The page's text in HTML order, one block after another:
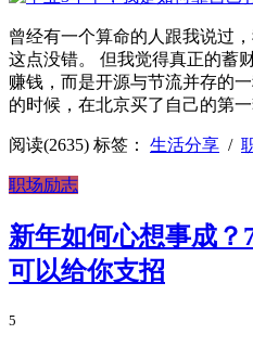
曾经有一个算命的人跟我说过
这点没错。 但我觉得真正的蓄
赚钱，而是开源与节流并存的
的时候，在北京买了自己的第
阅读(2635) 标签： 生活分享 /
职场励志
新年如何心想事成？
可以给你支招
5